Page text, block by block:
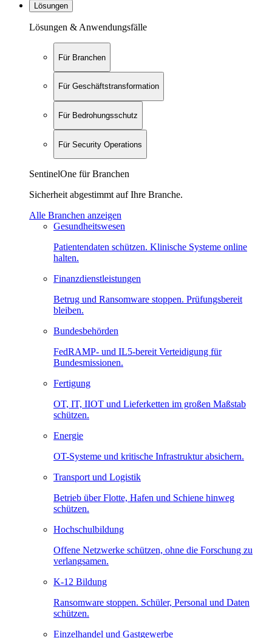
Lösungen
Lösungen & Anwendungsfälle
Für Branchen
Für Geschäftstransformation
Für Bedrohungsschutz
Für Security Operations
SentinelOne für Branchen
Sicherheit abgestimmt auf Ihre Branche.
Alle Branchen anzeigen
Gesundheitswesen
Patientendaten schützen. Klinische Systeme online
halten.
Finanzdienstleistungen
Betrug und Ransomware stoppen. Prüfungsbereit
bleiben.
Bundesbehörden
FedRAMP- und IL5-bereit Verteidigung für
Bundesmissionen.
Fertigung
OT, IT, IIOT und Lieferketten im großen Maßstab
schützen.
Energie
OT-Systeme und kritische Infrastruktur absichern.
Transport und Logistik
Betrieb über Flotte, Hafen und Schiene hinweg
schützen.
Hochschulbildung
Offene Netzwerke schützen, ohne die Forschung zu
verlangsamen.
K-12 Bildung
Ransomware stoppen. Schüler, Personal und Daten
schützen.
Einzelhandel und Gastgewerbe